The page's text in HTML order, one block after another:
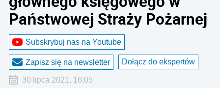
Państwowej Straży Pożarnej
Subskrybuj nas na Youtube
Zapisz się na newsletter Dołącz do ekspertów
30 lipca 2021, 16:05